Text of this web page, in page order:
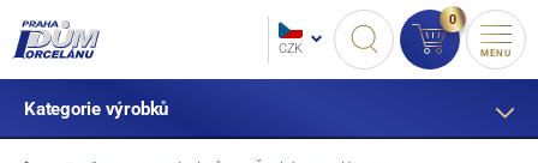
CZK
0
MENU
Kategorie výrobků